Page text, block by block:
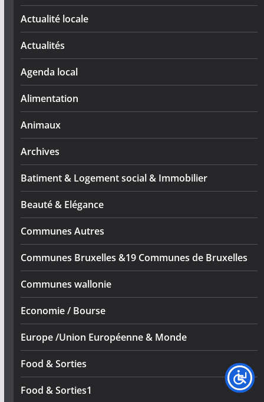
Actualité locale
Actualités
Agenda local
Alimentation
Animaux
Archives
Batiment & Logement social & Immobilier
Beauté & Elégance
Communes Autres
Communes Bruxelles &19 Communes de Bruxelles
Communes wallonie
Economie / Bourse
Europe /Union Européenne & Monde
Food & Sorties
Food & Sorties1